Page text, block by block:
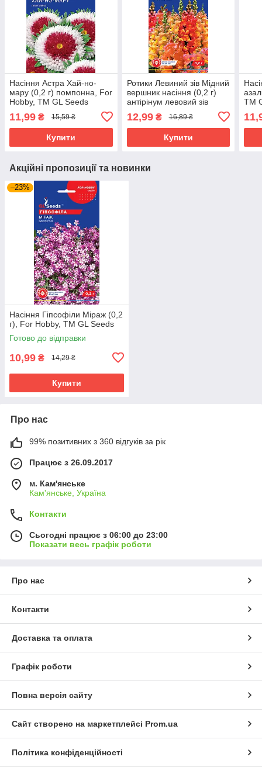
Насіння Астра Хай-но-
мару (0,2 г) помпонна, For
Hobby, TM GL Seeds
11,99 ₴ 15,59 ₴
Купити
Ротики Левиний зів Мідний
вершник насіння (0,2 г)
антірінум левовий зів
GL Seeds
12,99₴ 16,89 ₴
Купити
TM
Акційні пропозиції та новинки
–23%
Насіння Гіпсофіли Міраж (0,2
г), For Hobby, TM GL Seeds
Готово до відправки
10,99 ₴ 14,29 ₴
Купити
Про нас
99% позитивних з 360 відгуків за рік
Працює з 26.09.2017
м. Кам'янське
Кам'янське, Україна
Контакти
Сьогодні працює з 06:00 до 23:00
Показати весь графік роботи
Про нас
Контакти
Доставка та оплата
Графік роботи
Повна версія сайту
Сайт створено на маркетплейсі Prom.ua
Політика конфіденційності